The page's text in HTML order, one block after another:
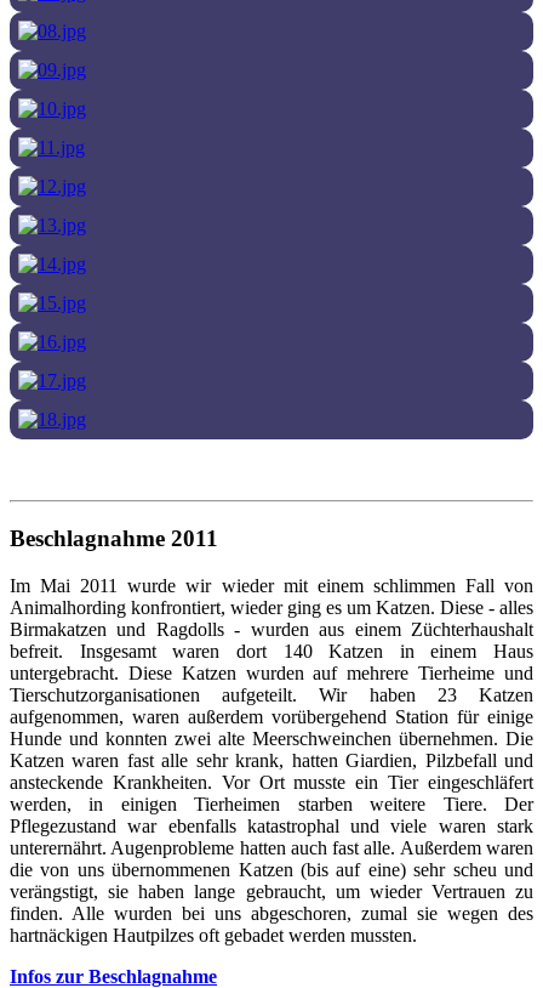
Beschlagnahme 2011
Im Mai 2011 wurde wir wieder mit einem schlimmen Fall von
Animalhording konfrontiert, wieder ging es um Katzen. Diese - alles
Birmakatzen und Ragdolls - wurden aus einem Züchterhaushalt
befreit. Insgesamt waren dort 140 Katzen in einem Haus
untergebracht. Diese Katzen wurden auf mehrere Tierheime und
Tierschutzorganisationen aufgeteilt. Wir haben 23 Katzen
aufgenommen, waren außerdem vorübergehend Station für einige
Hunde und konnten zwei alte Meerschweinchen übernehmen. Die
Katzen waren fast alle sehr krank, hatten Giardien, Pilzbefall und
ansteckende Krankheiten. Vor Ort musste ein Tier eingeschläfert
werden, in einigen Tierheimen starben weitere Tiere. Der
Pflegezustand war ebenfalls katastrophal und viele waren stark
unterernährt. Augenprobleme hatten auch fast alle. Außerdem waren
die von uns übernommenen Katzen (bis auf eine) sehr scheu und
verängstigt, sie haben lange gebraucht, um wieder Vertrauen zu
finden. Alle wurden bei uns abgeschoren, zumal sie wegen des
hartnäckigen Hautpilzes oft gebadet werden mussten.
Infos zur Beschlagnahme